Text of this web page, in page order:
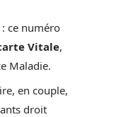
: ce numéro
Vitale,
Maladie.
en couple,
droit